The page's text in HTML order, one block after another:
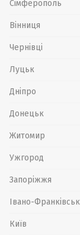
Сімферополь
Вінниця
Чернівці
Луцьк
Дніпро
Донецьк
Житомир
Ужгород
Запоріжжя
Івано-Франківськ
Київ